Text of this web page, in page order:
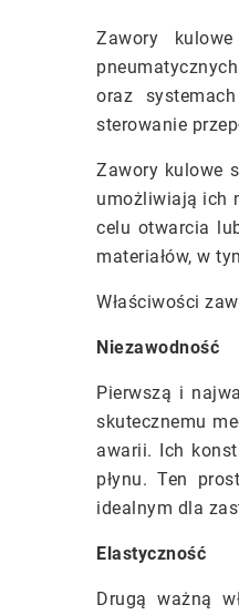
Zawory
oraz
sterowanie
Zawory kulowe
umożliwiają ich
celu otwarcia
materiałów, w
Właściwości
Niezawodność
Pierwszą i
skutecznemu
awarii. Ich
płynu. Ten
idealnym dla
Elastyczność
Drugą ważną